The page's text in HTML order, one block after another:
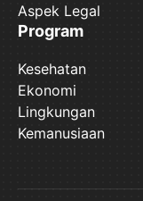
Aspek Legal
Program
Kesehatan
Ekonomi
Lingkungan
Kemanusiaan